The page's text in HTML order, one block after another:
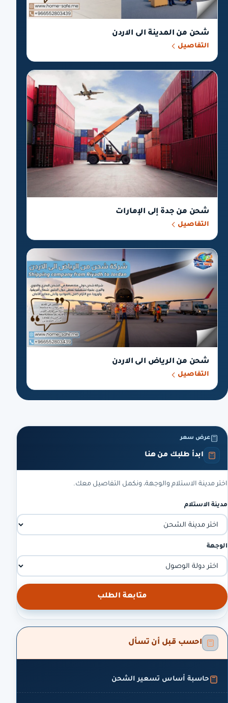
شحن من المدينة الى الاردن
التفاصيل
شحن من جدة إلى الإمارات
التفاصيل
شحن من الرياض الى الاردن
التفاصيل
عرض سعر
ابدأ طلبك من هنا
اختر مدينة الاستلام والوجهة، ونكمل التفاصيل معك.
مدينة الاستلام
الوجهة
متابعة الطلب
احسب قبل أن تسأل
حاسبة أساس تسعير الشحن